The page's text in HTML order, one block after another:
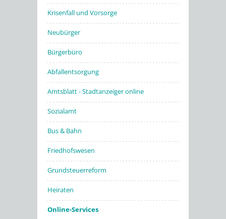
Krisenfall und Vorsorge
Neubürger
Bürgerbüro
Abfallentsorgung
Amtsblatt - Stadtanzeiger online
Sozialamt
Bus & Bahn
Friedhofswesen
Grundsteuerreform
Heiraten
Online-Services